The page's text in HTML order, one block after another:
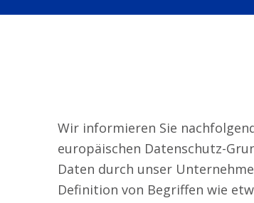
Wir informieren Sie
europäischen Datenschutz-
Daten durch unser
Definition von Begriffen wie